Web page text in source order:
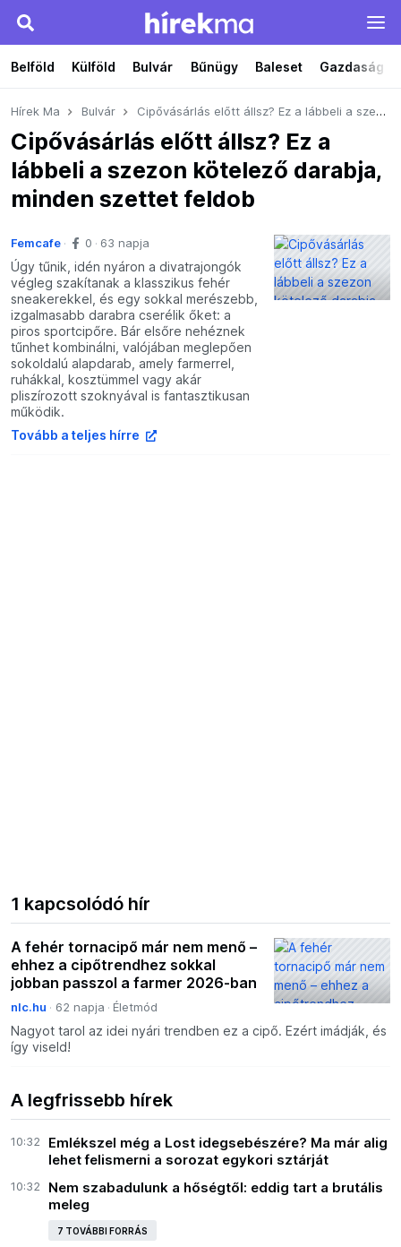
Belföld Külföld Bulvár Bűnügy Baleset Gazdaság
Hírek Ma Bulvár Cipővásárlás előtt állsz? Ez a lábbeli a szezon kötelező darabja, minden szettet feldob
Cipővásárlás előtt állsz? Ez a
lábbeli a szezon kötelező darabja,
minden szettet feldob
Femcafe 0 63 napja
Úgy tűnik, idén nyáron a divatrajongók
végleg szakítanak a klasszikus fehér
sneakerekkel, és egy sokkal merészebb,
izgalmasabb darabra cserélik őket: a
piros sportcipőre. Bár elsőre nehéznek
tűnhet kombinálni, valójában meglepően
sokoldalú alapdarab, amely farmerrel,
ruhákkal, kosztümmel vagy akár
pliszírozott szoknyával is fantasztikusan
működik.
Tovább a teljes hírre
1 kapcsolódó hír
A fehér tornacipő már nem menő –
ehhez a cipőtrendhez sokkal
jobban passzol a farmer 2026-ban
nlc.hu 62 napja Életmód
Nagyot tarol az idei nyári trendben ez a cipő. Ezért imádják, és
így viseld!
A legfrissebb hírek
10:32
Emlékszel még a Lost idegsebészére? Ma már alig
lehet felismerni a sorozat egykori sztárját
10:32
Nem szabadulunk a hőségtől: eddig tart a brutális
meleg
7 TOVÁBBI FORRÁS